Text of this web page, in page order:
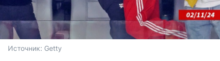
Источник: Getty